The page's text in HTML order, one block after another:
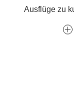
Ausflüge zu